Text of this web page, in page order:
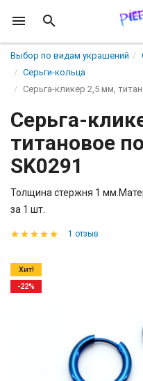
Выбор по видам украшений
Серьги-кольца
Серьга-кликер 2,5 мм,
Серьга-
титановое
SK0291
Толщина стержня 1
за 1 шт.
1 отзыв
Хит!
-22%